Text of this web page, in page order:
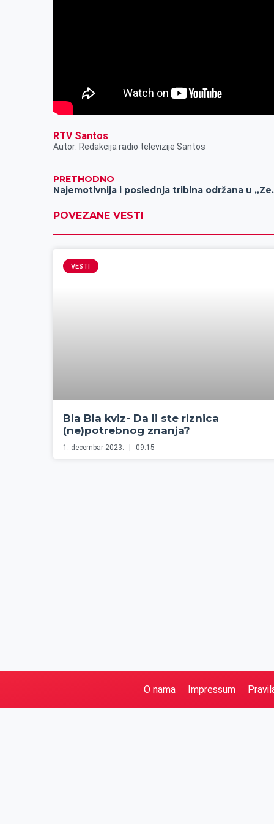
RTV Santos
Autor: Redakcija radio televizije Santos
PRETHODNO
POVEZANE VESTI
VESTI
Bla Bla kviz- Da li ste riznica
(ne)potrebnog znanja?
1. decembar 2023. 09:15
O nama Impressum